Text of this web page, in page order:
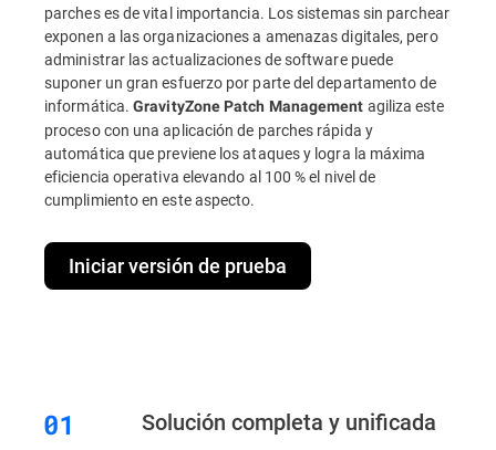
parches es de vital importancia. Los sistemas sin parchear
exponen a las organizaciones a amenazas digitales, pero
administrar las actualizaciones de software puede
suponer un gran esfuerzo por parte del departamento de
informática.GravityZone Patch Management agiliza este
proceso con una aplicación de parches rápida y
automática que previene los ataques y logra la máxima
eficiencia operativa elevando al 100 % el nivel de
cumplimiento en este aspecto.
Iniciar versión de prueba
Solución completa y unificada